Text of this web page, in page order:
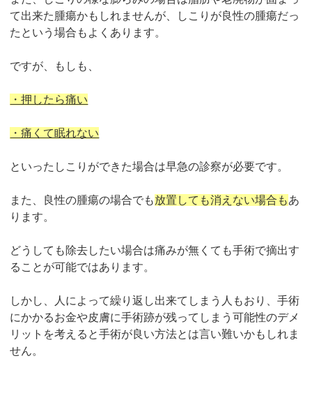
て出来た腫瘍かもしれませんが、
しこりが良性の腫瘍だっ
たという場合もよくあります。
ですが、もしも、
・押したら痛い
・痛くて眠れない
といったしこりができた場合は早急の診察が必要です。
また、良性の腫瘍の場合でも放置しても消えない場合もあ
ります。
どうしても除去したい場合は痛みが無くても手術で摘出す
ることが可能ではあります。
しかし、人によって繰り返し出来てしまう人もおり、手術
にかかるお金や皮膚に手術跡が残ってしまう可能性のデメ
リットを考えると手術が良い方法とは言い難いかもしれま
せん。